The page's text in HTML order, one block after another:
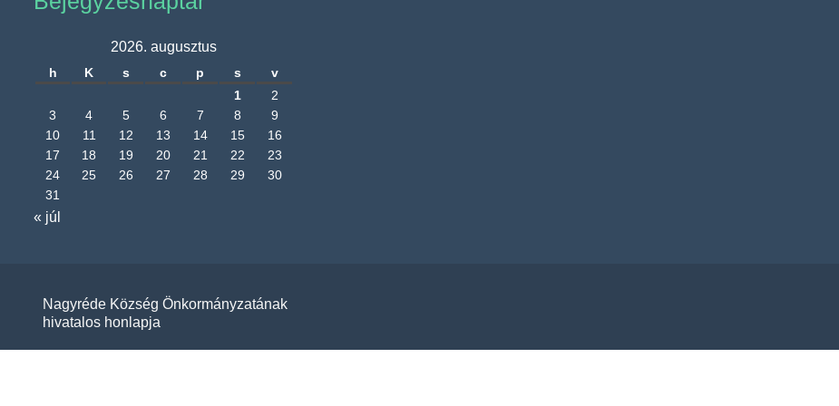
2026. augusztus
h K s c p s
v
1
2
3
4 5 6 7 8
9
10
11 12 13 14 15
16
17
18 19 20 21 22
23
24
25 26 27 28 29
30
31
« júl
Nagyréde Község Önkormányzatának
hivatalos honlapja